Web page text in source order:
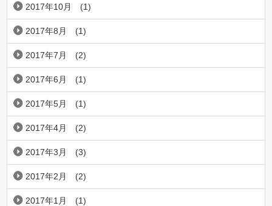
2017年10月 (1)
2017年8月 (1)
2017年7月 (2)
2017年6月 (1)
2017年5月 (1)
2017年4月 (2)
2017年3月 (3)
2017年2月 (2)
2017年1月 (1)